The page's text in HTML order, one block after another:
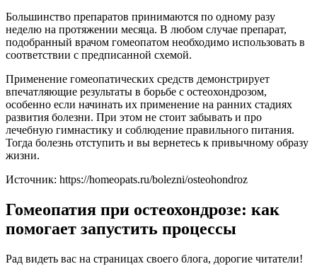
Большинство препаратов принимаются по одному разу
неделю на протяжении месяца. В любом случае препарат,
подобранный врачом гомеопатом необходимо использовать в
соответствии с предписанной схемой.
Применение гомеопатических средств демонстрирует
впечатляющие результаты в борьбе с остеохондрозом,
особенно если начинать их применение на ранних стадиях
развития болезни. При этом не стоит забывать и про
лечебную гимнастику и соблюдение правильного питания.
Тогда болезнь отступить и вы вернетесь к привычному образу
жизни.
Источник: https://homeopats.ru/bolezni/osteohondroz
Гомеопатия при остеохондрозе: как
помогает запустить процессы
Рад видеть вас на страницах своего блога, дорогие читатели!